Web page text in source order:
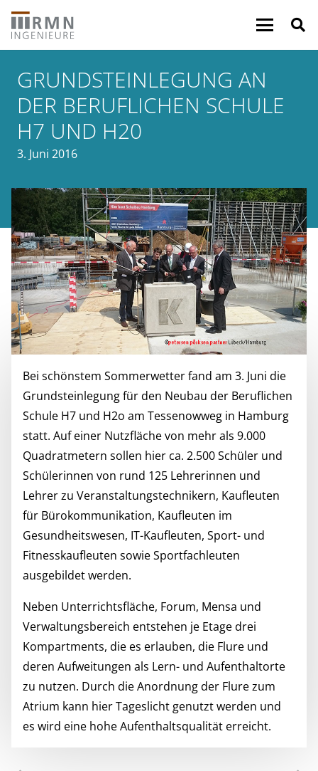
GRUNDSTEINLEGUNG AN
DER BERUFLICHEN SCHULE
H7 UND H20
3. Juni 2016
Bei schönstem Sommerwetter fand am 3. Juni die
Grundsteinlegung für den Neubau der Beruflichen
Schule H7 und H2o am Tessenowweg in Hamburg
statt. Auf einer Nutzfläche von mehr als 9.000
Quadratmetern sollen hier ca. 2.500 Schüler und
Schülerinnen von rund 125 Lehrerinnen und
Lehrer zu Veranstaltungstechnikern, Kaufleuten
für Bürokommunikation, Kaufleuten im
Gesundheitswesen, IT-Kaufleuten, Sport- und
Fitnesskaufleuten sowie Sportfachleuten
ausgebildet werden.
Neben Unterrichtsfläche, Forum, Mensa und
Verwaltungsbereich entstehen je Etage drei
Kompartments, die es erlauben, die Flure und
deren Aufweitungen als Lern- und Aufenthaltorte
zu nutzen. Durch die Anordnung der Flure zum
Atrium kann hier Tageslicht genutzt werden und
es wird eine hohe Aufenthaltsqualität erreicht.